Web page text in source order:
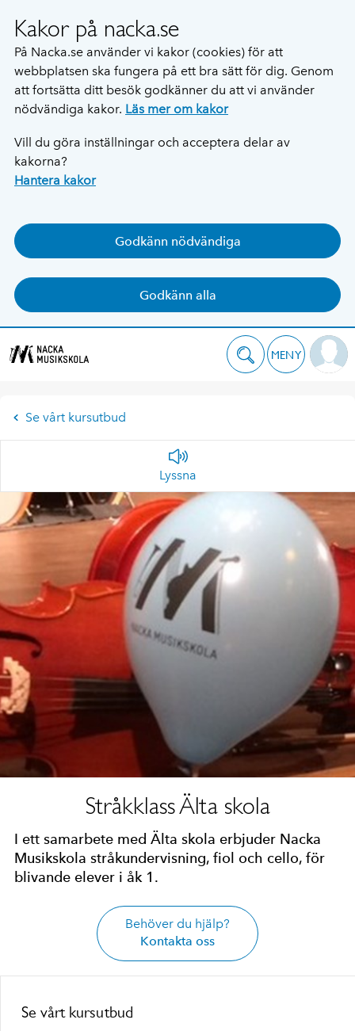
Kakor på nacka.se
På Nacka.se använder vi kakor (cookies) för att
webbplatsen ska fungera på ett bra sätt för dig. Genom
att fortsätta ditt besök godkänner du att vi använder
nödvändiga kakor. Läs mer om kakor
Vill du göra inställningar och acceptera delar av
kakorna?
Hantera kakor
Godkänn nödvändiga
Godkänn alla
MENY
Se vårt kursutbud
Lyssna
Stråkklass Älta skola
I ett samarbete med Älta skola erbjuder Nacka
Musikskola stråkundervisning, fiol och cello, för
blivande elever i åk 1.
Behöver du hjälp?
Kontakta oss
Se vårt kursutbud